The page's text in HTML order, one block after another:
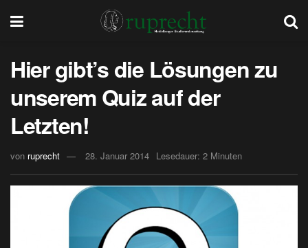
Hier gibt’s die Lösungen zu
unserem Quiz auf der
Letzten!
von ruprecht 28. Januar 2014 Lesedauer: 2 Minuten